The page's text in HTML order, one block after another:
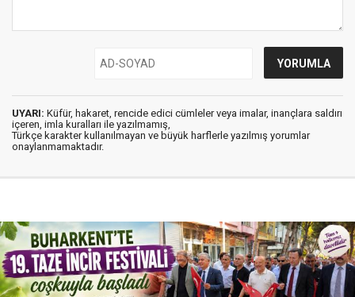
UYARI: Küfür, hakaret, rencide edici cümleler veya imalar, inançlara saldırı
içeren, imla kuralları ile yazılmamış,
Türkçe karakter kullanılmayan ve büyük harflerle yazılmış yorumlar
onaylanmamaktadır.